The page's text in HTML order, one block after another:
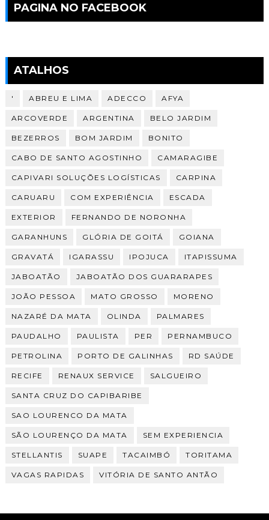
PAGINA NO FACEBOOK
ATALHOS
' ABREU E LIMA ADECCO AFYA
ARCOVERDE ARGENTINA BELO JARDIM
BEZERROS BOM JARDIM BONITO
CABO DE SANTO AGOSTINHO CAMARAGIBE
CAPIVARI SOLUÇÕES LOGÍSTICAS CARPINA
CARUARU COM EXPERIÊNCIA ESCADA
EXTERIOR FERNANDO DE NORONHA
GARANHUNS GLÓRIA DE GOITÁ GOIANA
GRAVATÁ IGARASSU IPOJUCA ITAPISSUMA
JABOATÃO JABOATÃO DOS GUARARAPES
JOÃO PESSOA MATO GROSSO MORENO
NAZARÉ DA MATA OLINDA PALMARES
PAUDALHO PAULISTA PER PERNAMBUCO
PETROLINA PORTO DE GALINHAS RD SAÚDE
RECIFE RENAUX SERVICE SALGUEIRO
SANTA CRUZ DO CAPIBARIBE
SAO LOURENCO DA MATA
SÃO LOURENÇO DA MATA SEM EXPERIENCIA
STELLANTIS SUAPE TACAIMBÓ TORITAMA
VAGAS RAPIDAS VITÓRIA DE SANTO ANTÃO